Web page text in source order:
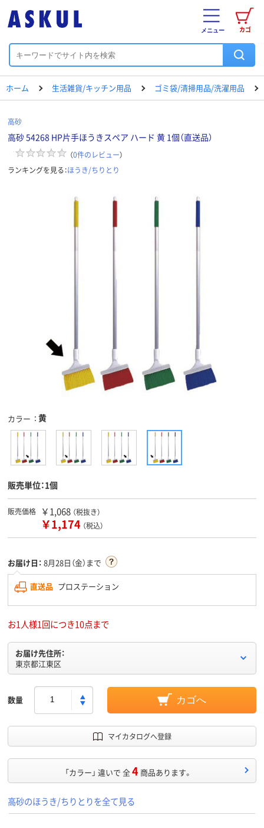
カゴ
メニュー
ホーム 生活雑貨/キッチン用品 ゴミ袋/清掃用品/洗濯用品
高砂
高砂 54268 HP片手ほうきスペア ハード 黄 1個（直送品）
（0件のレビュー）
ランキングを見る：ほうき/ちりとり
カラー 黄
販売単位：1個
販売価格 ￥1,068 （税抜き）
￥1,174 （税込）
お届け日： 8月28日（金）まで
直送品 プロステーション
お1人様1回につき10点まで
お届け先住所：
東京都江東区
数量 カゴへ
マイカタログへ登録
「カラー」 違いで 全4 商品あります。
高砂のほうき/ちりとりを全て見る